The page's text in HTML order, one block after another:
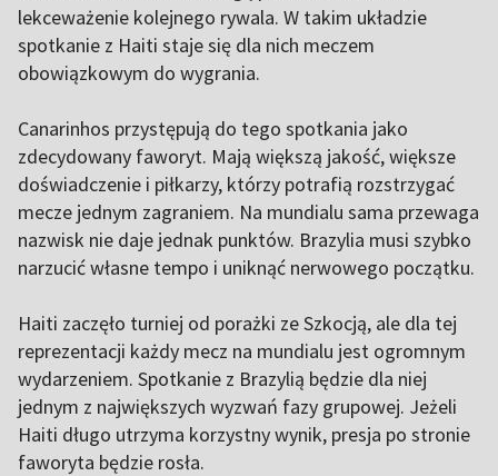
lekceważenie kolejnego rywala. W takim układzie
spotkanie z Haiti staje się dla nich meczem
obowiązkowym do wygrania.
Canarinhos przystępują do tego spotkania jako
zdecydowany faworyt. Mają większą jakość, większe
doświadczenie i piłkarzy, którzy potrafią rozstrzygać
mecze jednym zagraniem. Na mundialu sama przewaga
nazwisk nie daje jednak punktów. Brazylia musi szybko
narzucić własne tempo i uniknąć nerwowego początku.
Haiti zaczęło turniej od porażki ze Szkocją, ale dla tej
reprezentacji każdy mecz na mundialu jest ogromnym
wydarzeniem. Spotkanie z Brazylią będzie dla niej
jednym z największych wyzwań fazy grupowej. Jeżeli
Haiti długo utrzyma korzystny wynik, presja po stronie
faworyta będzie rosła.